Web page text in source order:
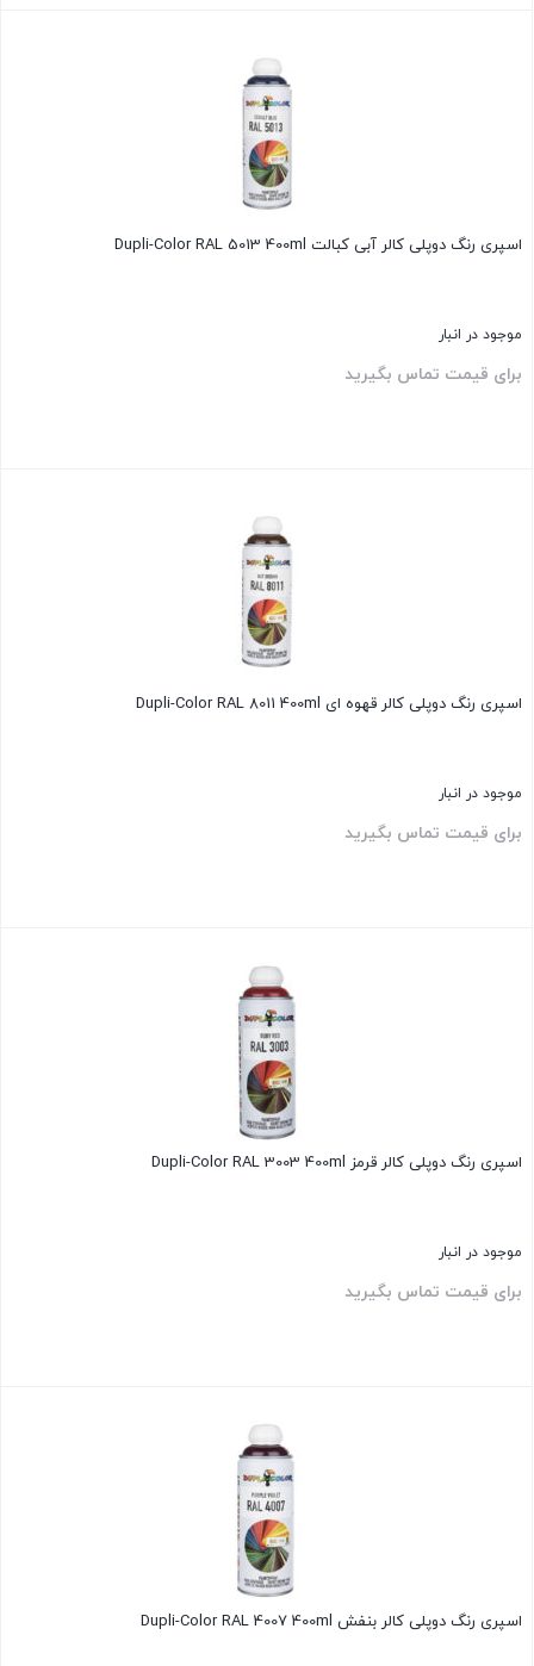
اسپری رنگ دوپلی کالر آبی کبالت Dupli-Color RAL 5013 400ml
موجود در انبار
برای قیمت تماس بگیرید
اسپری رنگ دوپلی کالر قهوه ای Dupli-Color RAL 8011 400ml
موجود در انبار
برای قیمت تماس بگیرید
اسپری رنگ دوپلی کالر قرمز Dupli-Color RAL 3003 400ml
موجود در انبار
برای قیمت تماس بگیرید
اسپری رنگ دوپلی کالر بنفش Dupli-Color RAL 4007 400ml